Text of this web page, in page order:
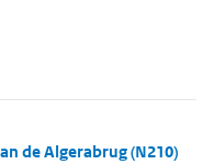
de Algerabrug (N210)